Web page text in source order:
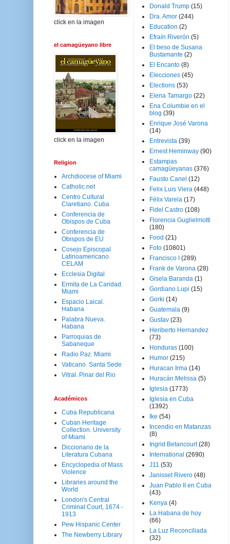
click en la imagen
el camagüeyano libre
click en la imagen
Religion
Archdiocese of Miami
Catholic.net
Centro Cultural
Claretiano. Cuba
Conferencia de
Obispos de Cuba
Conferencia de
Obispos de EU
Cosejo Episcopal
Latinoamericano.
CELAM
Ecclesia Digital
Ermita de La Caridad.
Miami
Espacio Laical.
Habana
Palabra Nueva.
Habana
Parroquias de
Sabaneque
Radio Paz. Miami
Vaticano. Santa Sede
Vitral. Pinar del Rio
Académicos
Cuba Republicana
Cuban Heritage
Collection. University
of Miami
Diccionario de la
Literatura Cubana
Encyclopedia of Mass
Violence
Libraries around the
World
London's Central
Criminal Court, 1674 -
1913
Pew Hispanic Center
The Newberry Library
Donald Trump (15)
Dra. Amor (244)
Education (2)
Efraín Riverón (5)
El beso de Susana
Bustamante (2)
El Encanto (8)
Elecciones (45)
Elections (53)
Elena Tamargo (22)
Ena Columbie en el
blog (39)
Enrique José Varona
(14)
Entrevista (39)
Ernest Heminway (90)
Estampas
camagüeyanas (376)
Fausto Canel (12)
Felix Luis Viera (448)
Félix Varela (17)
Fidel Castro (108)
Florencia Guglielmotti
(180)
Food (21)
Foto (10801)
Francisco I
(289)
Frank de Varona (28)
Gisela Baranda (1)
Gordiano Lupi (15)
Gorki (14)
Guatemala (9)
Gustav (23)
Heriberto Hernandez
(73)
Honduras (100)
Humor (215)
Huracan Irma (14)
Huracán Melissa (5)
Iglesia (1773)
Iglesia en Cuba
(1392)
Ike (54)
Incendio en Matanzas
(8)
Ingrid Betancourt (28)
International (2690)
J11 (53)
Janisset Rivero (48)
Juan Pablo II en Cuba
(43)
Kenya (4)
La Habana de hoy
(66)
La Luz Reconciliada
(32)